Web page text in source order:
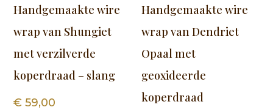
Handgemaakte wire
wrap van Shungiet
met verzilverde
koperdraad – slang
€ 59,00
Handgemaakte wire
wrap van Dendriet
Opaal met
geoxideerde
koperdraad